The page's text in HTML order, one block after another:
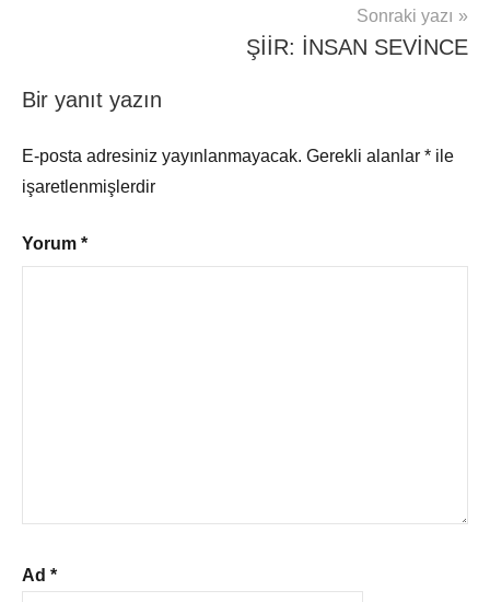
Sonraki yazı
ŞİİR: İNSAN SEVİNCE
Bir yanıt yazın
E-posta adresiniz yayınlanmayacak. Gerekli alanlar * ile
işaretlenmişlerdir
Yorum *
Ad *